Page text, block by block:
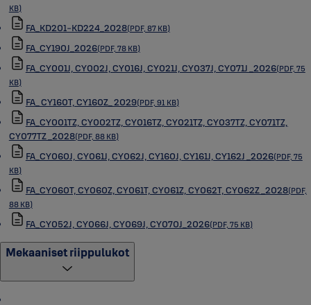
KB)
FA_KD201-KD224_2028(PDF, 87 KB)
FA_CY190J_2026(PDF, 78 KB)
FA_CY001J, CY002J, CY016J, CY021J, CY037J, CY071J _2026(PDF, 75
KB)
FA_ CY160T, CY160Z_ 2029(PDF, 91 KB)
FA_CY001TZ, CY002TZ, CY016TZ, CY021TZ, CY037TZ, CY071TZ,
CY077TZ _2028(PDF, 88 KB)
FA_CY060J, CY061J, CY062J, CY160J, CY161J, CY162J _2026(PDF, 75
KB)
FA_CY060T, CY060Z, CY061T, CY061Z, CY062T, CY062Z _2028(PDF,
88 KB)
FA_CY052J, CY066J, CY069J, CY070J_2026(PDF, 75 KB)
Mekaaniset riippulukot